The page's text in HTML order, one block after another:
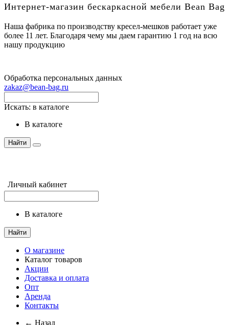
Интернет-магазин бескаркасной мебели Bean Bag
Наша фабрика по производству кресел-мешков работает уже
более 11 лет. Благодаря чему мы даем гарантию 1 год на всю
нашу продукцию
Обработка персональных данных
zakaz@bean-bag.ru
Искать: в каталоге
в каталоге
Найти
Личный кабинет
в каталоге
Найти
О магазине
Каталог товаров
Акции
Доставка и оплата
Опт
Аренда
Контакты
← Назад